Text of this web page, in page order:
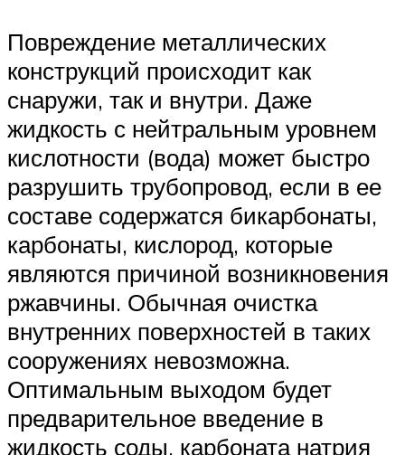
Повреждение металлических
конструкций происходит как
снаружи, так и внутри. Даже
жидкость с нейтральным уровнем
кислотности (вода) может быстро
разрушить трубопровод, если в ее
составе содержатся бикарбонаты,
карбонаты, кислород, которые
являются причиной возникновения
ржавчины. Обычная очистка
внутренних поверхностей в таких
сооружениях невозможна.
Оптимальным выходом будет
предварительное введение в
жидкость соды, карбоната натрия